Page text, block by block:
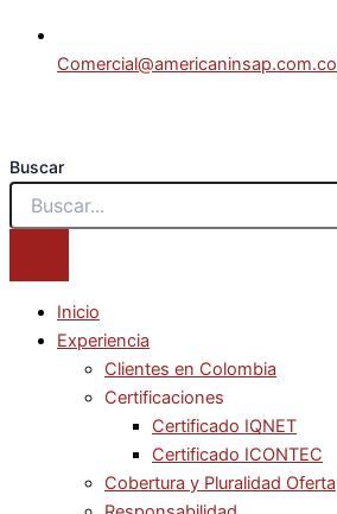
Comercial@americaninsap.com.co
Buscar
Inicio
Experiencia
Clientes en Colombia
Certificaciones
Certificado IQNET
Certificado ICONTEC
Cobertura y Pluralidad Oferta